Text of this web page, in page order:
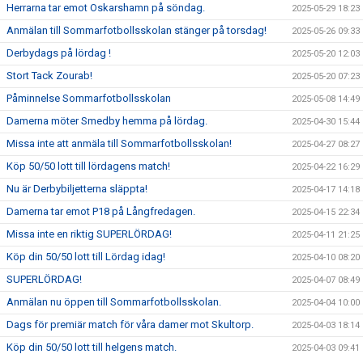
Herrarna tar emot Oskarshamn på söndag. 2025-05-29 18:23
Anmälan till Sommarfotbollsskolan stänger på torsdag! 2025-05-26 09:33
Derbydags på lördag ! 2025-05-20 12:03
Stort Tack Zourab! 2025-05-20 07:23
Påminnelse Sommarfotbollsskolan 2025-05-08 14:49
Damerna möter Smedby hemma på lördag. 2025-04-30 15:44
Missa inte att anmäla till Sommarfotbollsskolan! 2025-04-27 08:27
Köp 50/50 lott till lördagens match! 2025-04-22 16:29
Nu är Derbybiljetterna släppta! 2025-04-17 14:18
Damerna tar emot P18 på Långfredagen. 2025-04-15 22:34
Missa inte en riktig SUPERLÖRDAG! 2025-04-11 21:25
Köp din 50/50 lott till Lördag idag! 2025-04-10 08:20
SUPERLÖRDAG! 2025-04-07 08:49
Anmälan nu öppen till Sommarfotbollsskolan. 2025-04-04 10:00
Dags för premiär match för våra damer mot Skultorp. 2025-04-03 18:14
Köp din 50/50 lott till helgens match. 2025-04-03 09:41